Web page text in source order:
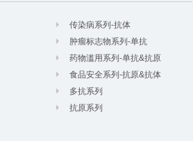
传染病系列-抗体
肿瘤标志物系列-单抗
药物滥用系列-单抗&抗原
食品安全系列-抗原&抗体
多抗系列
抗原系列